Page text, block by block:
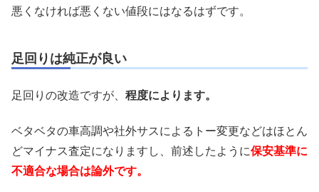
悪くなければ悪くない値段にはなるはずです。
足回りは純正が良い
足回りの改造ですが、 程度によります。
ベタベタの車高調や社外サスによるトー変更などはほとん
どマイナス査定になりますし、前述したように保安基準に
不適合な場合は論外です。